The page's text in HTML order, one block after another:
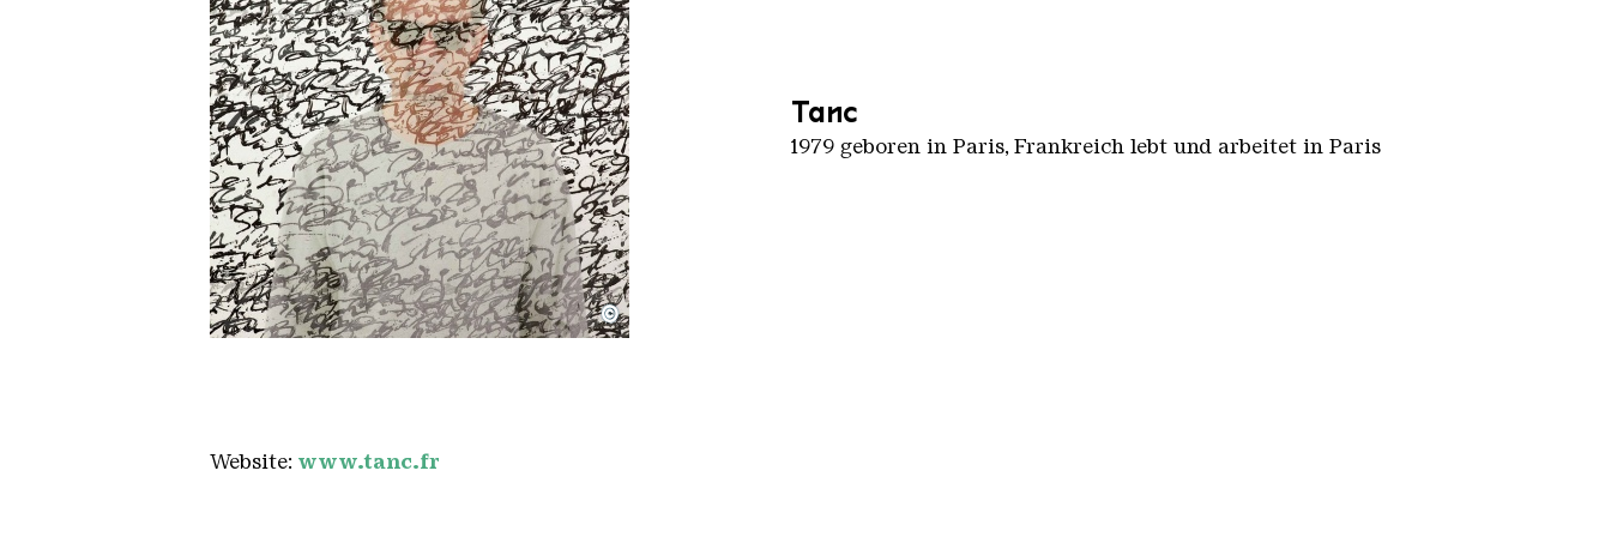
Tanc
Copyright: Tanc
©
Tanc
1979 geboren in Paris, Frankreich lebt und arbeitet in Paris
Website: www.tanc.fr